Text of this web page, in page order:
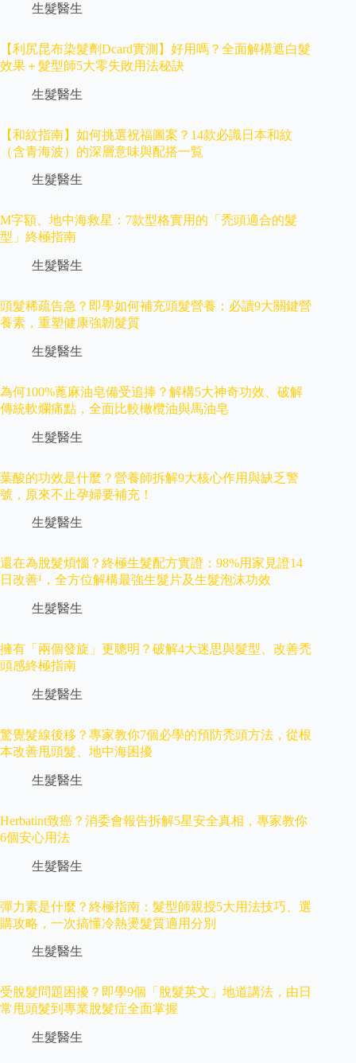
生髮醫生
【利尻昆布染髮劑Dcard實測】好用嗎？全面解構遮白髮
效果＋髮型師5大零失敗用法秘訣
生髮醫生
【和紋指南】如何挑選祝福圖案？14款必識日本和紋
（含青海波）的深層意味與配搭一覧
生髮醫生
M字額、地中海救星：7款型格實用的「禿頭適合的髮
型」終極指南
生髮醫生
頭髮稀疏告急？即學如何補充頭髮營養：必讀9大關鍵營
養素，重塑健康強韌髮質
生髮醫生
為何100%蓖麻油皂備受追捧？解構5大神奇功效、破解
傳統軟爛痛點，全面比較橄欖油與馬油皂
生髮醫生
葉酸的功效是什麼？營養師拆解9大核心作用與缺乏警
號，原來不止孕婦要補充！
生髮醫生
還在為脫髮煩惱？終極生髮配方實證：98%用家見證14
日改善¹，全方位解構最強生髮片及生髮泡沫功效
生髮醫生
擁有「兩個發旋」更聰明？破解4大迷思與髮型、改善禿
頭感終極指南
生髮醫生
驚覺髮線後移？專家教你7個必學的預防禿頭方法，從根
本改善甩頭髮、地中海困擾
生髮醫生
Herbatint致癌？消委會報告拆解5星安全真相，專家教你
6個安心用法
生髮醫生
彈力素是什麼？終極指南：髮型師親授5大用法技巧、選
購攻略，一次搞懂冷熱燙髮質適用分別
生髮醫生
受脫髮問題困擾？即學9個「脫髮英文」地道講法，由日
常甩頭髮到專業脫髮症全面掌握
生髮醫生